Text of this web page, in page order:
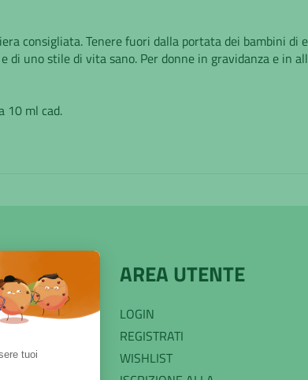
consigliata. Tenere fuori dalla portata dei bambini
di uno stile di vita sano. Per donne in gravidanza e in
10 ml cad.
AREA UTENTE
LOGIN
REGISTRATI
WISHLIST